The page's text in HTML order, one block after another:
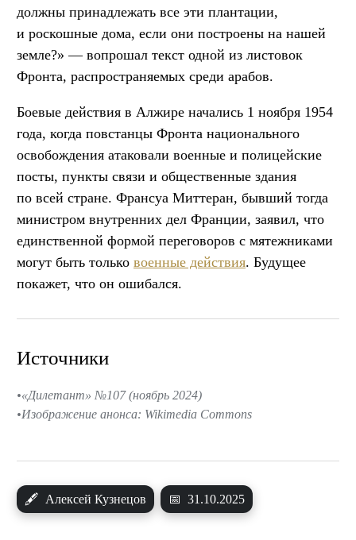
должны принадлежать все эти плантации,
и роскошные дома, если они построены на нашей
земле?» — вопрошал текст одной из листовок
Фронта, распространяемых среди арабов.
Боевые действия в Алжире начались 1 ноября 1954
года, когда повстанцы Фронта национального
освобождения атаковали военные и полицейские
посты, пункты связи и общественные здания
по всей стране. Франсуа Миттеран, бывший тогда
министром внутренних дел Франции, заявил, что
единственной формой переговоров с мятежниками
могут быть только военные действия. Будущее
покажет, что он ошибался.
🖋 Алексей Кузнецов 📅 31.10.2025
Источники
«Дилетант» №107 (ноябрь 2024)
Изображение анонса: Wikimedia Commons